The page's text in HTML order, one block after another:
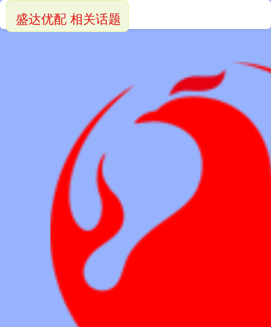
盛达优配 相关话题